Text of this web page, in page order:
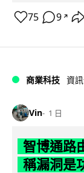
75 9 ↗
商業科技 資
Vin 1 日
智博通路
稱漏洞是